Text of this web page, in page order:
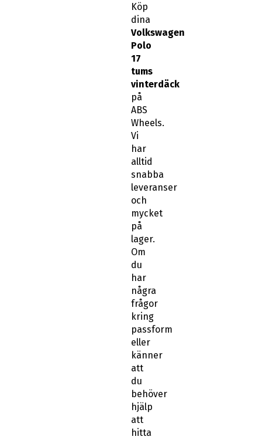
Köp
dina
Volkswagen
Polo
17
tums
vinterdäck
på
ABS
Wheels.
Vi
har
alltid
snabba
leveranser
och
mycket
på
lager.
Om
du
har
några
frågor
kring
passform
eller
känner
att
du
behöver
hjälp
att
hitta